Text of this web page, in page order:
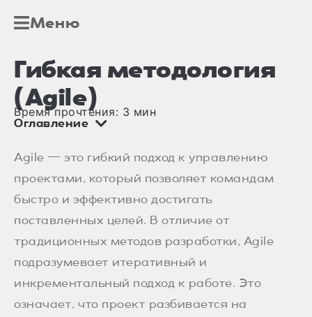
Меню
Гибкая методология
(Agile)
Время прочтения: 3 мин
Оглавление
Agile — это гибкий подход к управлению
проектами, который позволяет командам
быстро и эффективно достигать
поставленных целей. В отличие от
традиционных методов разработки, Agile
подразумевает итеративный и
инкрементальный подход к работе. Это
означает, что проект разбивается на